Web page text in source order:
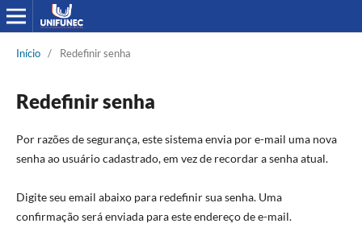
Início / Redefinir senha
Redefinir senha
Por razões de segurança, este sistema envia por e-mail uma nova
senha ao usuário cadastrado, em vez de recordar a senha atual.
Digite seu email abaixo para redefinir sua senha. Uma
confirmação será enviada para este endereço de e-mail.